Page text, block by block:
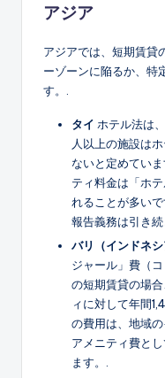
アジア
アジアでは、短期賃貸
ーゾーンに陥るか、特
す。.
タイ ホテル法は
人以上の施設は
ないと定めてい
ティ料金は「ホ
れることが多い
報告義務は引き続
バリ（インドネシ
ジャール」費（
の短期賃貸の場
ィに対して年間
の費用は、地域
アメニティ費と
ます。.